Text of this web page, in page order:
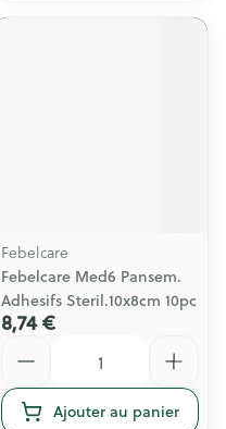
Febelcare
Febelcare Med6 Pansem.
Adhesifs Steril.10x8cm 10pc
8,74 €
Ajouter au panier